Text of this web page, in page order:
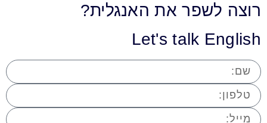
רוצה לשפר את האנגלית?
Let's talk English